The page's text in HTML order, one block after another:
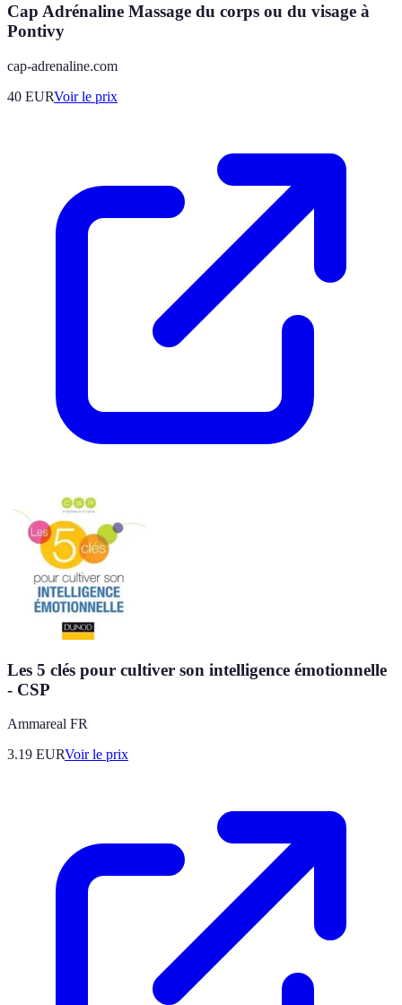
Cap Adrénaline Massage du corps ou du visage à
Pontivy
cap-adrenaline.com
40 EURVoir le prix
Les 5 clés pour cultiver son intelligence émotionnelle
- CSP
Ammareal FR
3.19 EURVoir le prix